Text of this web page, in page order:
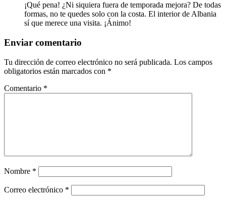
¡Qué pena! ¿Ni siquiera fuera de temporada mejora? De todas
formas, no te quedes solo con la costa. El interior de Albania
sí que merece una visita. ¡Ánimo!
Enviar comentario
Tu dirección de correo electrónico no será publicada. Los campos
obligatorios están marcados con *
Comentario *
Nombre *
Correo electrónico *